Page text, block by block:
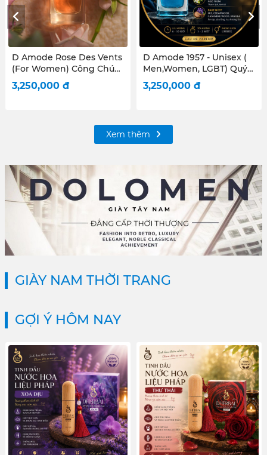
D Amode 1957 - Unisex (
Men,Women, LGBT) Quý
Ông thành đạt - Quý Cô
Quyền lực
3,250,000 đ
D Amode Le Jour - Unisex
(Men, Women, LGBT)
Chàng trai nhiệt huyết -
Cô nàng cá tính
3,250,000 đ
Xem thêm
GIÀY NAM THỜI TRANG
GỢI Ý HÔM NAY